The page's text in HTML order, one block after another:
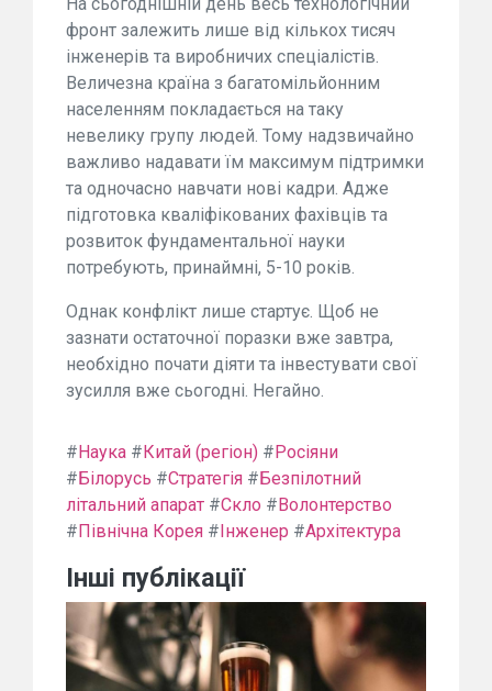
фронт залежить лише від кількох тисяч
інженерів та виробничих спеціалістів.
Величезна країна з багатомільйонним
населенням покладається на таку
невелику групу людей. Тому надзвичайно
важливо надавати їм максимум підтримки
та одночасно навчати нові кадри. Адже
підготовка кваліфікованих фахівців та
розвиток фундаментальної науки
потребують, принаймні, 5-10 років.
Однак конфлікт лише стартує. Щоб не
зазнати остаточної поразки вже завтра,
необхідно почати діяти та інвестувати свої
зусилля вже сьогодні. Негайно.
#Наука #Китай (регіон) #Росіяни
#Білорусь #Стратегія #Безпілотний
літальний апарат #Скло #Волонтерство
#Північна Корея #Інженер #Архітектура
Інші публікації